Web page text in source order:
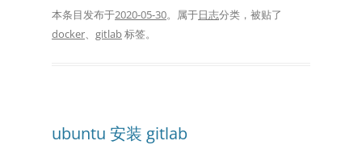
本条目发布于2020-05-30。属于日志分类，被贴了
docker、 gitlab标签。
ubuntu 安装 gitlab